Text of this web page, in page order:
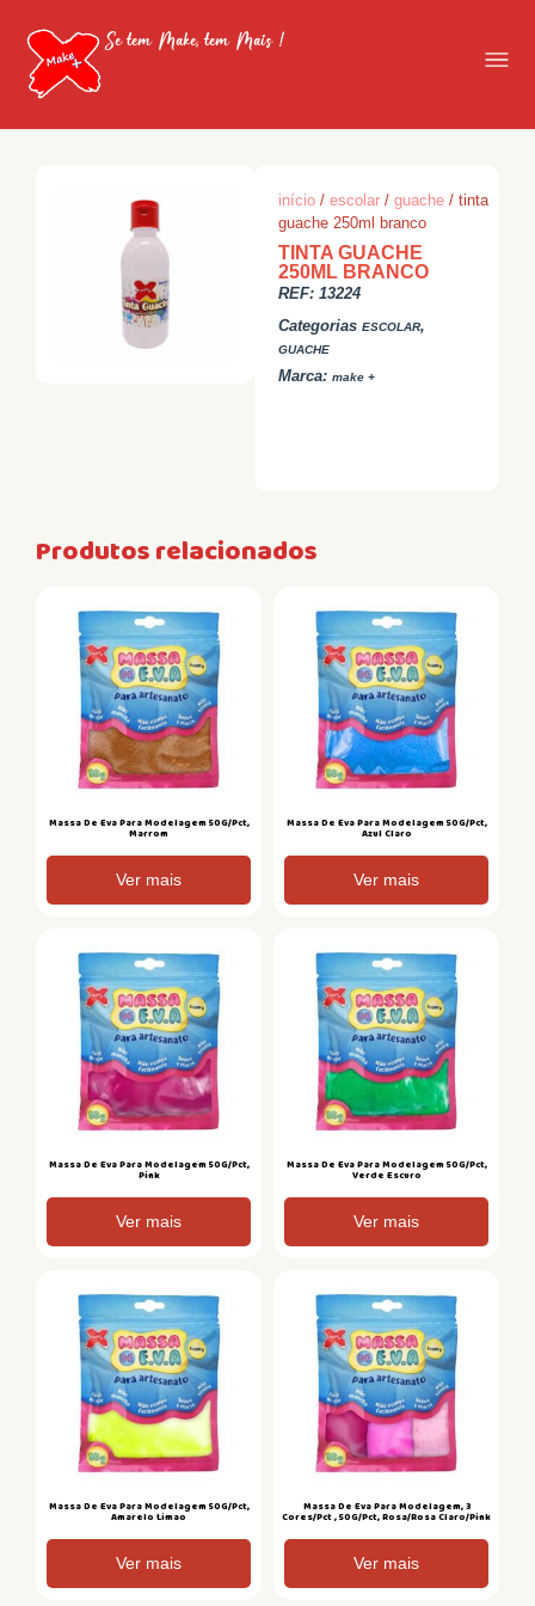
Se tem Make, tem Mais !
início /escolar /guache / tinta
guache 250ml branco
TINTA GUACHE
250ML BRANCO
REF:13224
Categorias ESCOLAR,
GUACHE
Marca:make +
Produtos relacionados
Massa De Eva Para Modelagem 50G/Pct,
Marrom
Ver mais
Massa De Eva Para Modelagem 50G/Pct,
Azul Claro
Ver mais
Massa De Eva Para Modelagem 50G/Pct,
Pink
Ver mais
Massa De Eva Para Modelagem 50G/Pct,
Verde Escuro
Ver mais
Massa De Eva Para Modelagem 50G/Pct,
Amarelo Limao
Ver mais
Massa De Eva Para Modelagem, 3
Cores/Pct , 50G/Pct, Rosa/Rosa Claro/Pink
Ver mais